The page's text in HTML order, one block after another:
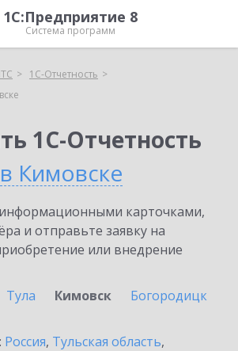
1С:Предприятие 8
Система программ
1С-Отчетность
1С-Отчетность
в Кимовске
карточками,
и отправьте заявку на
или внедрение
Тула Кимовск
Богородицк
Россия, Тульская область,